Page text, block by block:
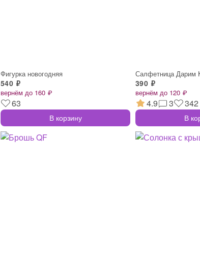
Фигурка новогодняя
540 ₽
вернём до 160 ₽
63
В корзину
Салфетница Дарим
390 ₽
вернём до 120 ₽
4.9 3 342
В